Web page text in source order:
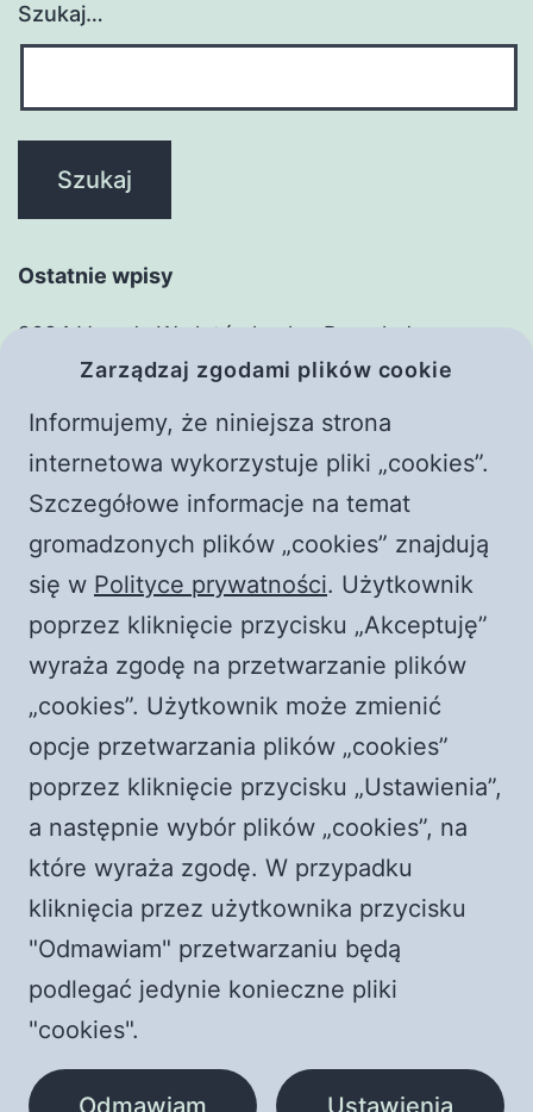
Szukaj…
Ostatnie wpisy
2024 Vavada W złotówkach – Przegląd
zasadniczy
Adim Adim Basarili Bahis Deneyimi: MostBet ile
Witaj, świecie!
Frączek i Żyłka. Rozmowy z czerwonym
piorunem || Raport o stanie wwwiary
Płoną kościoły w Polsce! Rewolucja przyspiesza?
|| Jaka jest prawda?
Najnowsze komentarze
Komentator WordPress-Witaj, świecie!
durlian@netscape.net -Episkopat RUGA księży i
świeckich! Dlaczego nie z katolewicy?
Wiktor -Czy księża to nowi Żydzi?
Zespół promocji PCh24.TV-Media bez wyboru?
PCh24 to wolność
Karlik- Media bez wyboru? PCh24 to wolność
Zarządzaj zgodami plików cookie
Informujemy, że niniejsza strona
internetowa wykorzystuje pliki „cookies”.
Szczegółowe informacje na temat
gromadzonych plików „cookies” znajdują
się w Polityce prywatności. Użytkownik
poprzez kliknięcie przycisku „Akceptuję”
wyraża zgodę na przetwarzanie plików
„cookies”. Użytkownik może zmienić
opcje przetwarzania plików „cookies”
poprzez kliknięcie przycisku „Ustawienia”,
a następnie wybór plików „cookies”, na
które wyraża zgodę. W przypadku
kliknięcia przez użytkownika przycisku
"Odmawiam" przetwarzaniu będą
podlegać jedynie konieczne pliki
"cookies".
Odmawiam Ustawienia